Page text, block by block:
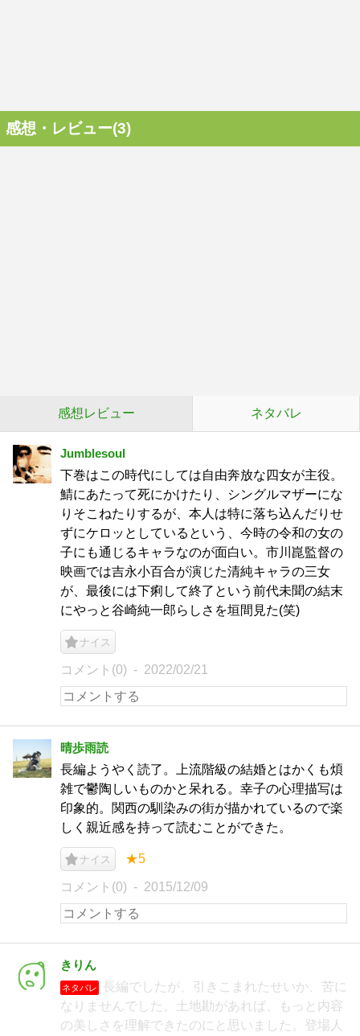
感想・レビュー(3)
感想レビュー ネタバレ
Jumblesoul
下巻はこの時代にしては自由奔放な四女が主役。
鯖にあたって死にかけたり、シングルマザーにな
りそこねたりするが、本人は特に落ち込んだりせ
ずにケロッとしているという、今時の令和の女の
子にも通じるキャラなのが面白い。市川崑監督の
映画では吉永小百合が演じた清純キャラの三女
が、最後には下痢して終了という前代未聞の結末
にやっと谷崎純一郎らしさを垣間見た(笑)
ナイス
コメント(0) 2022/02/21
晴歩雨読
長編ようやく読了。上流階級の結婚とはかくも煩
雑で鬱陶しいものかと呆れる。幸子の心理描写は
印象的。関西の馴染みの街が描かれているので楽
しく親近感を持って読むことができた。
ナイス ★5
コメント(0) 2015/12/09
きりん
ネタバレ
長編でしたが、引きこまれたせいか、苦に
なりませんでした。土地勘があれば、もっと内容
の美しさを理解できたのにと思いました。登場人